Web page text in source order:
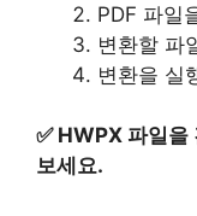
PDF 파일
변환할 파
변환을 실
✅ HWPX 파일을
보세요.